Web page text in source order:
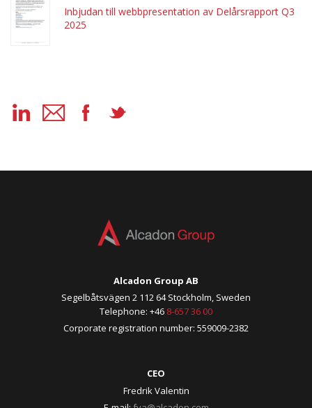
Inbjudan till webbpresentation av Delårsrapport Q3
2025
Alcadon Group AB
Segelbåtsvägen 2 112 64 Stockholm, Sweden
Telephone: +46 8-657 36 00
Corporate registration number: 559009-2382
CEO
Fredrik Valentin